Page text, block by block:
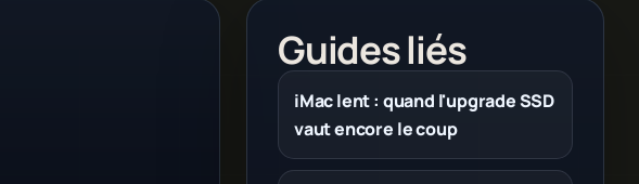
Guides liés
iMac lent : quand l'upgrade SSD
vaut encore le coup